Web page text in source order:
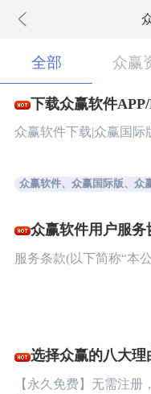
全部 众赢
下载众赢软件
New!
众赢软件下载|众赢国际
众赢软件、众赢国际版、众
众赢软件用户服务
服务条款(以下简称“本
选择众赢的八大理
【永久免费】无需注册